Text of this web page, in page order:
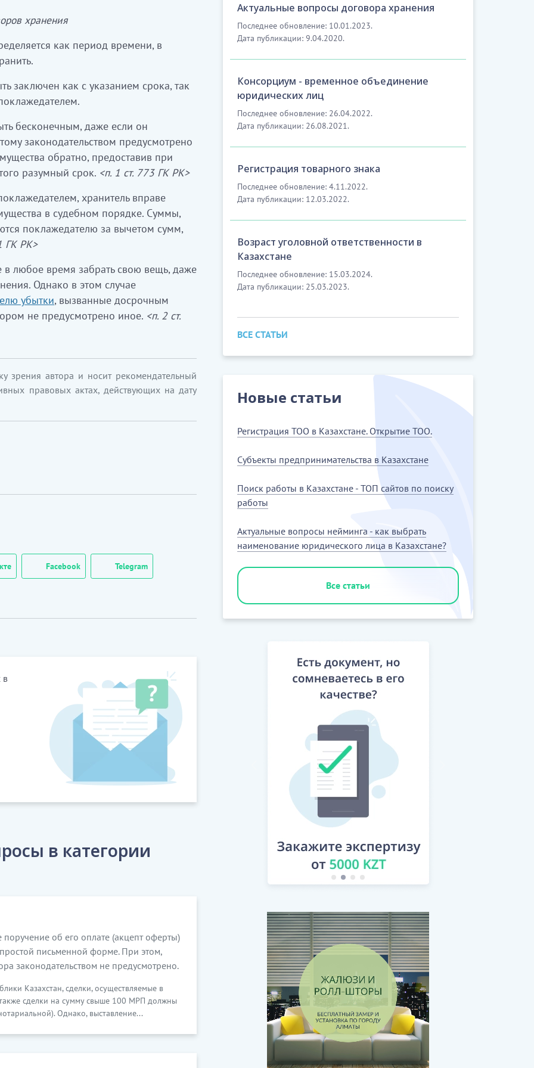
хранения
как период времени, в
заключен как с указанием срока, так
бесконечным, даже если он
законодательством предусмотрено
обратно, предоставив при
разумный срок. <п. 1 ст. 773 ГК РК>
хранитель вправе
в судебном порядке. Суммы,
поклажедателю за вычетом сумм,
ГК РК>
в любое время забрать свою вещь, даже
Однако в этом случае
убытки, вызванные досрочным
не предусмотрено иное. <п. 2 ст.
зрения автора и носит рекомендательный
правовых актах, действующих на дату
Facebook Telegram
в
в категории
об его оплате (акцепт оферты)
письменной форме. При этом,
законодательством не предусмотрено.
Казахстан, сделки, осуществляемые в
сделки на сумму свыше 100 МРП должны
Однако, выставление...
Актуальные вопросы договора хранения
Последнее обновление: 10.01.2023.
Дата публикации: 9.04.2020.
Консорциум - временное объединение
юридических лиц
Последнее обновление: 26.04.2022.
Дата публикации: 26.08.2021.
Регистрация товарного знака
Последнее обновление: 4.11.2022.
Дата публикации: 12.03.2022.
Возраст уголовной ответственности в
Казахстане
Последнее обновление: 15.03.2024.
Дата публикации: 25.03.2023.
ВСЕ СТАТЬИ
Новые статьи
Регистрация ТОО в Казахстане. Открытие ТОО.
Субъекты предпринимательства в Казахстане
Поиск работы в Казахстане - ТОП сайтов по поиску
работы
Актуальные вопросы нейминга - как выбрать
наименование юридического лица в Казахстане?
Все статьи